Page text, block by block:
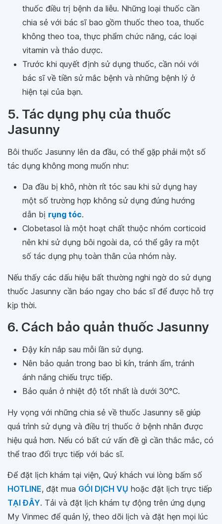
thuốc điều trị bệnh da liễu. Những loại thuốc cần
chia sẻ với bác sĩ bao gồm thuốc theo toa, thuốc
không theo toa, thực phẩm chức năng, các loại
vitamin và thảo dược.
Trước khi quyết định sử dụng thuốc, cần nói với
bác sĩ về tiền sử mắc bệnh và những bệnh lý ở
hiện tại của bạn.
5. Tác dụng phụ của thuốc
Jasunny
Bôi thuốc Jasunny lên da đầu, có thể gặp phải một số
tác dụng không mong muốn như:
Da đầu bị khô, nhờn rít tóc sau khi sử dụng hay
một số trường hợp không sử dụng đúng hướng
dẫn bị rụng tóc.
Clobetasol là một hoạt chất thuộc nhóm corticoid
nên khi sử dụng bôi ngoài da, có thể gây ra một
số tác dụng phụ toàn thân của nhóm này.
Nếu thấy các dấu hiệu bất thường nghi ngờ do sử dụng
thuốc Jasunny cần báo ngay cho bác sĩ để được hỗ trợ
kịp thời.
6. Cách bảo quản thuốc Jasunny
Đậy kín nắp sau mỗi lần sử dụng.
Nên bảo quản trong bao bì kín, tránh ẩm, tránh
ánh nắng chiếu trực tiếp.
Bảo quản ở nhiệt độ tốt nhất là dưới 30°C.
Hy vọng với những chia sẻ về thuốc Jasunny sẽ giúp
quá trình sử dụng và điều trị thuốc ở bệnh nhân được
hiệu quả hơn. Nếu có bất cứ vấn đề gì cần thắc mắc, có
thể trao đổi trực tiếp với bác sĩ.
Để đặt lịch khám tại viện, Quý khách vui lòng bấm số
HOTLINE, đặt mua GÓI DỊCH VỤ hoặc đặt lịch trực tiếp
TẠI ĐÂY. Tải và đặt lịch khám tự động trên ứng dụng
My Vinmec để quản lý, theo dõi lịch và đặt hẹn mọi lúc